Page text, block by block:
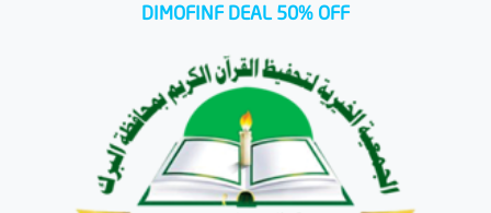
DIMOFINF DEAL 50% OFF